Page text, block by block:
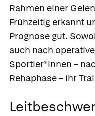
Rahmen einer
Frühzeitig erkannt
Prognose gut.
auch nach
Sportler*innen –
Rehaphase – ihr